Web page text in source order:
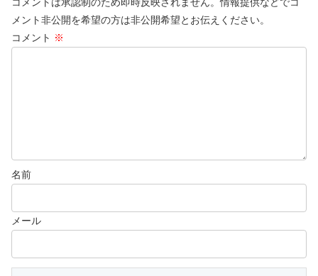
メント非公開を希望の方は非公開希望とお伝えください。
コメント ※
名前
メール